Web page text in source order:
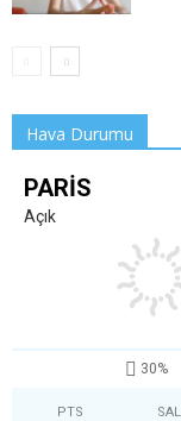
Hava Durumu
PARIS
Açık
30%
PTS SAL